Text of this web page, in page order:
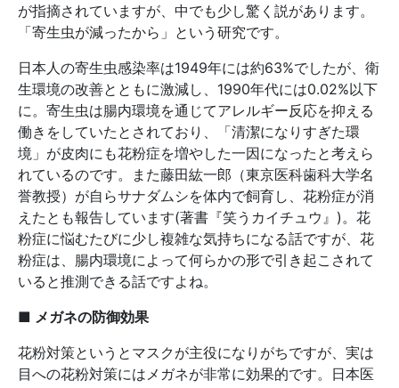
が指摘されていますが、中でも少し驚く説があります。
「寄生虫が減ったから」という研究です。
日本人の寄生虫感染率は1949年には約63%でしたが、衛
生環境の改善とともに激減し、1990年代には0.02%以下
に。寄生虫は腸内環境を通じてアレルギー反応を抑える
働きをしていたとされており、「清潔になりすぎた環
境」が皮肉にも花粉症を増やした一因になったと考えら
れているのです。また藤田紘一郎（東京医科歯科大学名
誉教授）が自らサナダムシを体内で飼育し、花粉症が消
えたとも報告しています(著書『笑うカイチュウ』)。花
粉症に悩むたびに少し複雑な気持ちになる話ですが、花
粉症は、腸内環境によって何らかの形で引き起こされて
いると推測できる話ですよね。
■ メガネの防御効果
花粉対策というとマスクが主役になりがちですが、実は
目への花粉対策にはメガネが非常に効果的です。日本医